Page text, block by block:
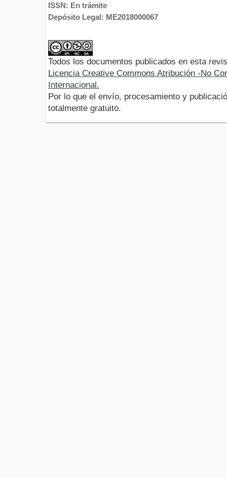
ISSN: En trámite
Depósito Legal: ME2018000067
Todos los documentos publicados en esta
Licencia Creative Commons Atribución -No
Internacional.
Por lo que el envío, procesamiento y
totalmente gratuito.